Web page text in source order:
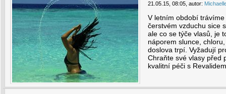
21.05.15, 08:05, autor:
V letním období
čerstvém vzduchu sice
ale co se týče vlasů, je
náporem slunce,
doslova trpí. Vyžadují
Chraňte své vlasy před
kvalitní péči s